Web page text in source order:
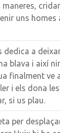
uns
dedica a
blava i així
finalment ve
i els dona
si us plau.
per